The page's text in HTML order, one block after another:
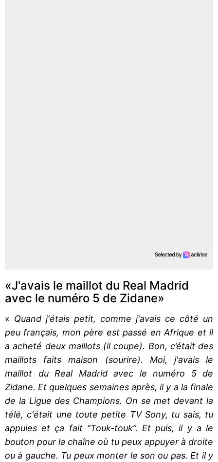
«J'avais le maillot du Real Madrid
avec le numéro 5 de Zidane»
« Quand j'étais petit, comme j'avais ce côté un
peu français, mon père est passé en Afrique et il
a acheté deux maillots (il coupe). Bon, c’était des
maillots faits maison (sourire). Moi, j'avais le
maillot du Real Madrid avec le numéro 5 de
Zidane. Et quelques semaines après, il y a la finale
de la Ligue des Champions. On se met devant la
télé, c'était une toute petite TV Sony, tu sais, tu
appuies et ça fait “Touk-touk”. Et puis, il y a le
bouton pour la chaîne où tu peux appuyer à droite
ou à gauche. Tu peux monter le son ou pas. Et il y